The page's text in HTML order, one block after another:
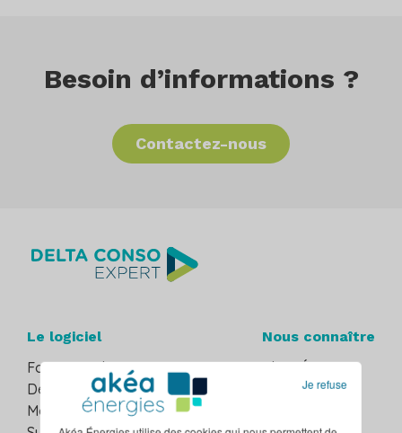
Je refuse
Besoin d’informations ?
Contactez-nous
Le logiciel
Fonctionnalités
Décret tertiaire
Monitoring de l'énergie
Nous connaître
Akéa Énergies